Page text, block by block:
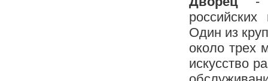
Один из
около трех
искусство